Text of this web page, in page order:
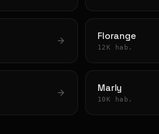
Florange
12K hab.
Marly
10K hab.